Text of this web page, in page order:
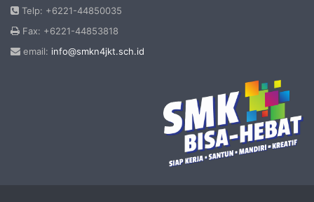
Telp: +6221-44850035
Fax: +6221-44853818
email: info@smkn4jkt.sch.id